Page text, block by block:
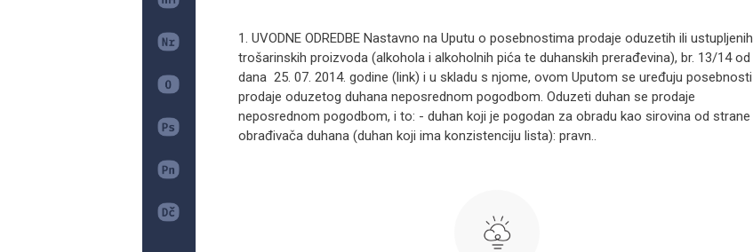
1. UVODNE ODREDBE Nastavno na Uputu o posebnostima prodaje oduzetih ili ustupljenih
trošarinskih proizvoda (alkohola i alkoholnih pića te duhanskih prerađevina), br. 13/14 od
dana 25. 07. 2014. godine (link) i u skladu s njome, ovom Uputom se uređuju posebnosti
prodaje oduzetog duhana neposrednom pogodbom. Oduzeti duhan se prodaje
neposrednom pogodbom, i to: - duhan koji je pogodan za obradu kao sirovina od strane
obrađivača duhana (duhan koji ima konzistenciju lista): pravn..